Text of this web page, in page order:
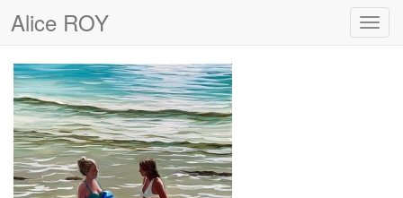
Alice ROY